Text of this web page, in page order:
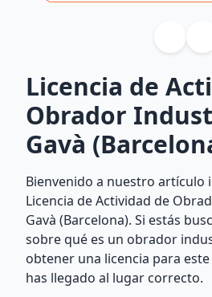
Licencia de
Obrador
Gavà
Bienvenido a nuestro artículo
Licencia de Actividad de
Gavà (Barcelona). Si estás
sobre qué es un obrador
obtener una licencia para
has llegado al lugar correcto.